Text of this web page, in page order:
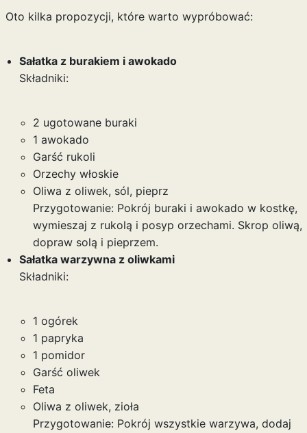
Oto kilka propozycji, które warto wypróbować:
Sałatka z burakiem i awokado
Składniki:
2 ugotowane buraki
1 awokado
Garść rukoli
Orzechy włoskie
Oliwa z oliwek, sól, pieprz
Przygotowanie: Pokrój buraki i awokado w kostkę,
wymieszaj z rukolą i posyp orzechami. Skrop oliwą,
dopraw solą i pieprzem.
Sałatka warzywna z oliwkami
Składniki:
1 ogórek
1 papryka
1 pomidor
Garść oliwek
Feta
Oliwa z oliwek, zioła
Przygotowanie: Pokrój wszystkie warzywa, dodaj